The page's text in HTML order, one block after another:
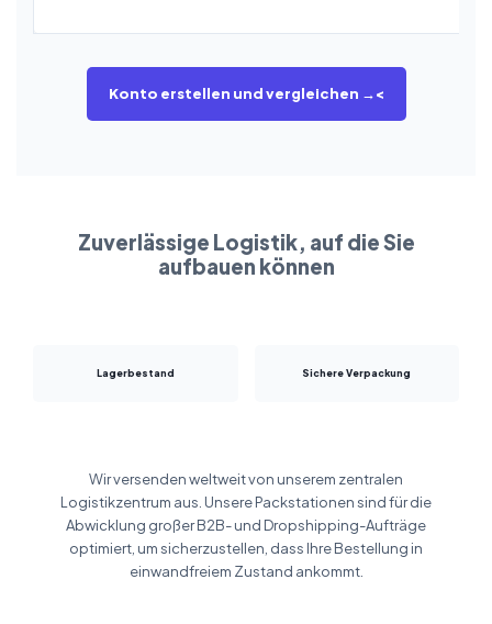
Konto erstellen und vergleichen →<
Zuverlässige Logistik, auf die Sie
aufbauen können
Lagerbestand Sichere Verpackung
Wir versenden weltweit von unserem zentralen
Logistikzentrum aus. Unsere Packstationen sind für die
Abwicklung großer B2B- und Dropshipping-Aufträge
optimiert, um sicherzustellen, dass Ihre Bestellung in
einwandfreiem Zustand ankommt.